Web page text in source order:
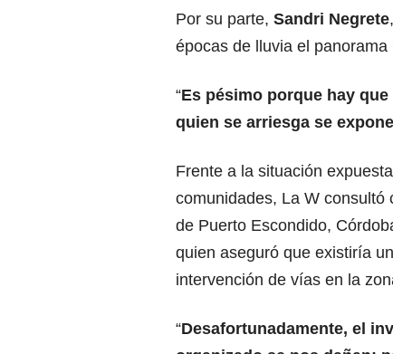
Por su parte, Sandri Negrete
épocas de lluvia el
“Es pésimo porque hay
quien se arriesga se
Frente a la situación
comunidades, La W consultó
de Puerto Escondido,
quien aseguró que existiría
intervención de vías en la
“Desafortunadamente, el